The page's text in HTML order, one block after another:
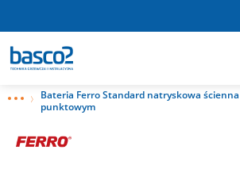
Bateria Ferro Standard natryskowa
punktowym